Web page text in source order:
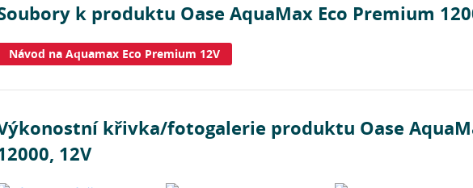
k produktu Oase AquaMax Eco Premium
Návod na Aquamax Eco Premium 12V
křivka/fotogalerie produktu Oase
12V